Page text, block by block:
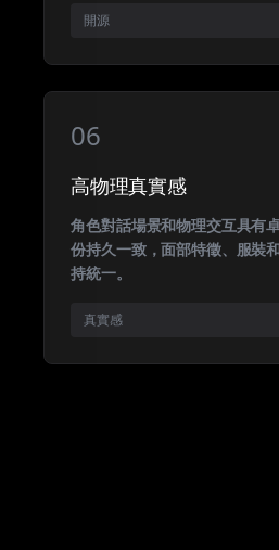
開源
06
高物理真實感
角色對話場景和物理交互具有
份持久一致，面部特徵、服裝
持統一。
真實感